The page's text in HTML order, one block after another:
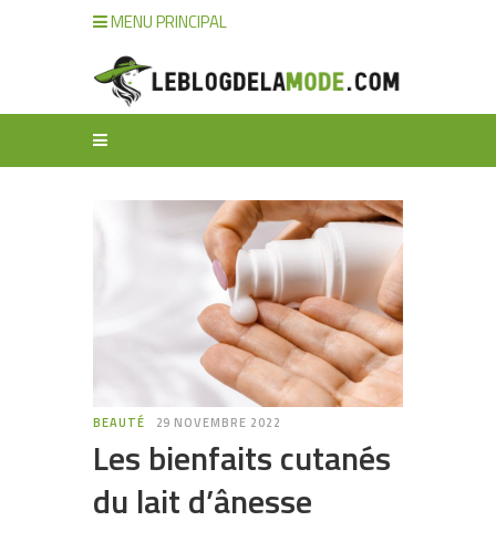
MENU PRINCIPAL
BEAUTÉ 29 NOVEMBRE 2022
Les bienfaits cutanés
du lait d’ânesse